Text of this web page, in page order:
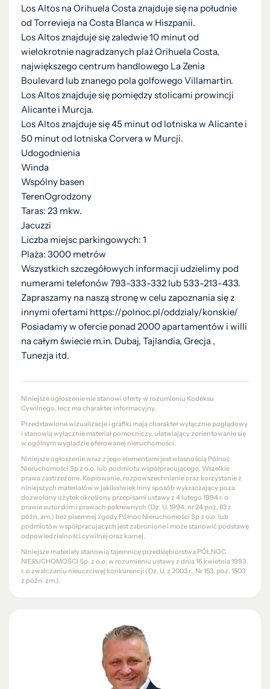
Los Altos na Orihuela Costa znajduje się na południe
od Torrevieja na Costa Blanca w Hiszpanii.
Los Altos znajduje się zaledwie 10 minut od
wielokrotnie nagradzanych plaż Orihuela Costa,
największego centrum handlowego La Zenia
Boulevard lub znanego pola golfowego Villamartin.
Los Altos znajduje się pomiędzy stolicami prowincji
Alicante i Murcja.
Los Altos znajduje się 45 minut od lotniska w Alicante i
50 minut od lotniska Corvera w Murcji.
Udogodnienia
Winda
Wspólny basen
TerenOgrodzony
Taras: 23 mkw.
Jacuzzi
Liczba miejsc parkingowych: 1
Plaża: 3000 metrów
Wszystkich szczegółowych informacji udzielimy pod
numerami telefonów 793-333-332 lub 533-213-433.
Zapraszamy na naszą stronę w celu zapoznania się z
innymi ofertami https://polnoc.pl/oddzialy/konskie/
Posiadamy w ofercie ponad 2000 apartamentów i willi
na całym świecie m.in. Dubaj, Tajlandia, Grecja ,
Tunezja itd.
Niniejsze ogłoszenie nie stanowi oferty w rozumieniu Kodeksu
Cywilnego, lecz ma charakter informacyjny.
Przedstawione wizualizacje i grafiki mają charakter wyłącznie poglądowy
i stanowią wyłącznie materiał pomocniczy, ułatwiający zorientowanie się
w ogólnym wyglądzie oferowanej nieruchomości.
Niniejsze ogłoszenie wraz z jego elementami jest własnością Północ
Nieruchomości Sp z o.o. lub podmiotu współpracującego. Wszelkie
prawa zastrzeżone. Kopiowanie, rozpowszechnianie oraz korzystanie z
niniejszych materiałów w jakikolwiek inny sposób wykraczający poza
dozwolony użytek określony przepisami ustawy z 4 lutego 1994 r. o
prawie autorskim i prawach pokrewnych (Dz. U. 1994, nr 24 poz. 83 z
późn. zm.) bez pisemnej zgody Północ Nieruchomości Sp z o.o. lub
podmiotów współpracujących jest zabronione i może stanowić podstawę
odpowiedzialności cywilnej oraz karnej.
Niniejsze materiały stanowią tajemnicę przedsiębiorstwa PÓŁNOC
NIERUCHOMOŚCI Sp. z o.o. w rozumieniu ustawy z dnia 16 kwietnia 1993
r. o zwalczaniu nieuczciwej konkurencji (Dz. U. z 2003 r., Nr 153, poz. 1503
z późn. zm.).